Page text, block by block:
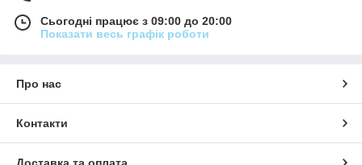
Сьогодні працює з 09:00 до 20:00
Показати весь графік роботи
Про нас
Контакти